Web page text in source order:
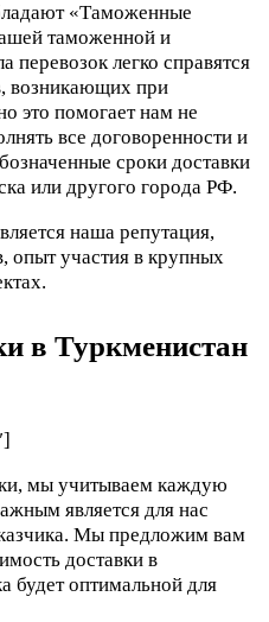
«Таможенные
таможенной и
перевозок легко справятся
возникающих при
это помогает нам не
все договоренности и
сроки доставки
или другого города РФ.
наша репутация,
опыт участия в крупных
в Туркменистан
мы учитываем каждую
является для нас
Мы предложим вам
доставки в
будет оптимальной для